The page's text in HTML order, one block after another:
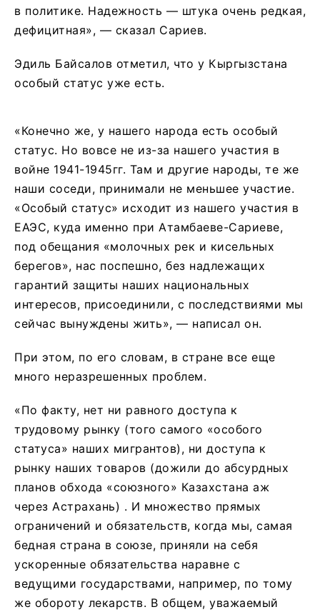
в политике. Надежность — штука очень редкая,
дефицитная», — сказал Сариев.
Эдиль Байсалов отметил, что у Кыргызстана
особый статус уже есть.
«Конечно же, у нашего народа есть особый
статус. Но вовсе не из-за нашего участия в
войне 1941-1945гг. Там и другие народы, те же
наши соседи, принимали не меньшее участие.
«Особый статус» исходит из нашего участия в
ЕАЭС, куда именно при Атамбаеве-Сариеве,
под обещания «молочных рек и кисельных
берегов», нас поспешно, без надлежащих
гарантий защиты наших национальных
интересов, присоединили, с последствиями мы
сейчас вынуждены жить», — написал он.
При этом, по его словам, в стране все еще
много неразрешенных проблем.
«По факту, нет ни равного доступа к
трудовому рынку (того самого «особого
статуса» наших мигрантов), ни доступа к
рынку наших товаров (дожили до абсурдных
планов обхода «союзного» Казахстана аж
через Астрахань) . И множество прямых
ограничений и обязательств, когда мы, самая
бедная страна в союзе, приняли на себя
ускоренные обязательства наравне с
ведущими государствами, например, по тому
же обороту лекарств. В общем, уважаемый